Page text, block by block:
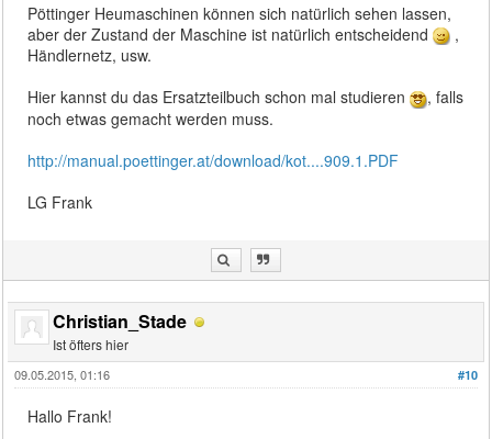
Pöttinger Heumaschinen können sich natürlich sehen lassen,
aber der Zustand der Maschine ist natürlich entscheidend
,
Händlernetz, usw.
Hier kannst du das Ersatzteilbuch schon mal studieren
, falls
noch etwas gemacht werden muss.
http://manual.poettinger.at/download/kot....909.1.PDF
LG Frank
Christian_Stade
Ist öfters hier
#10
09.05.2015, 01:16
Hallo Frank!